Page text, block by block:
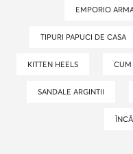
EMPORIO
TIPURI PAPUCI DE CASA
KITTEN HEELS
SANDALE ARGINTII